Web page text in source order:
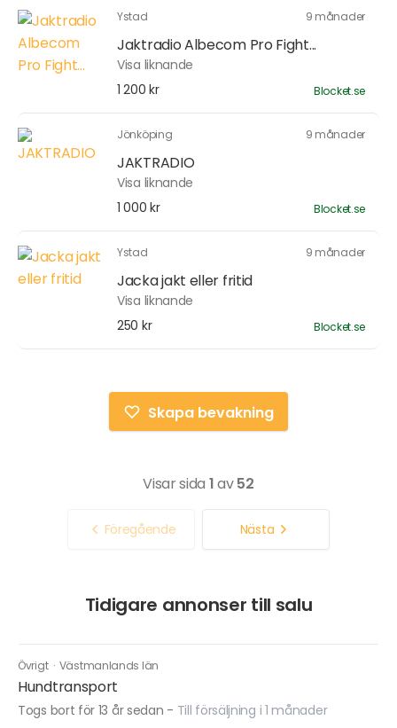
Ystad 9 månader
Jaktradio Albecom Pro Fight...
Visa liknande
1 200 kr
Blocket.se
Jönköping 9 månader
JAKTRADIO
Visa liknande
1 000 kr
Blocket.se
Ystad 9 månader
Jacka jakt eller fritid
Visa liknande
250 kr
Blocket.se
Skapa bevakning
Visar sida 1av52
Föregående Nästa
Tidigare annonser till salu
Övrigt · Västmanlands län
Hundtransport
Togs bort för 13 år sedan - Till försäljning i 1 månader